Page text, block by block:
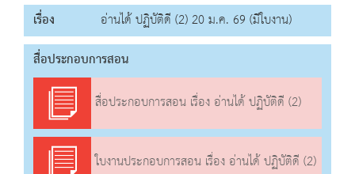
เรื่อง
อ่านได้ ปฏิบัติดี (2) 20 ม.ค. 69 (มีใบงาน)
สื่อประกอบการสอน
สื่อประกอบการสอน เรื่อง อ่านได้ ปฏิบัติดี (2)
ใบงานประกอบการสอน เรื่อง อ่านได้ ปฏิบัติดี (2)